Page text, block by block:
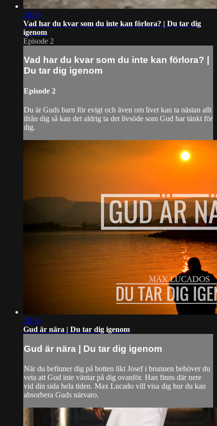
28:39
Vad har du kvar som du inte kan förlora? | Du tar dig
igenom
Episode 2
Vad har du kvar som du inte kan förlora? |
Du tar dig igenom
Episode 2
Du är Guds barn för evigt och även om livet kan ta nästan allt
ifrån dig så kan det aldrig ta det livsöde som Gud har tänkt för
dig.
28:39
Gud är nära | Du tar dig igenom
Gud är nära | Du tar dig igenom
När du befinner dig på botten likt Josef i brunnen behöver du
veta att Gud inte väntar på dig ovanför. Han finns där nere
vid din sida hela tiden. Max Lucado vill visa dig hur du kan
absorbera Guds närvaro.